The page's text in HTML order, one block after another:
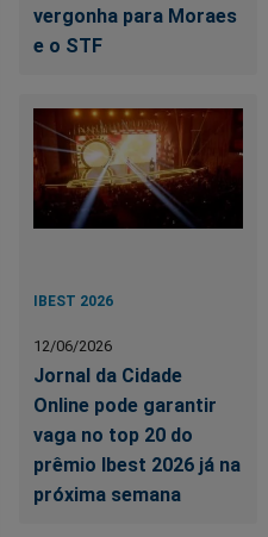
vergonha para Moraes
e o STF
IBEST 2026
12/06/2026
Jornal da Cidade
Online pode garantir
vaga no top 20 do
prêmio Ibest 2026 já na
próxima semana